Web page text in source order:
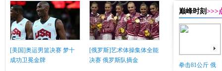
[美国]奥运男篮决赛 梦十
成功卫冕金牌
[俄罗斯]艺术体操集体全能
决赛 俄罗斯队摘金
巅峰时刻>>>
拳击81公斤 俄